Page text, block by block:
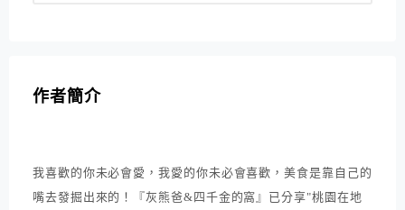
作者簡介
我喜歡的你未必會愛，我愛的你未必會喜歡，美食是靠自己的
嘴去發掘出來的！『灰熊爸&四千金的窩』已分享"桃園在地